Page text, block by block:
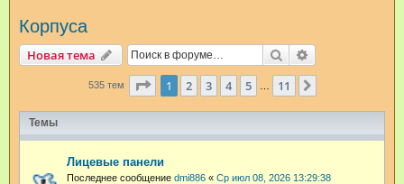
Корпуса
Новая тема Поиск
535 тем Страница из 11
1 2 3 4 5 11
Темы
Лицевые панели
Последнее сообщение dmi886 « Ср июл 08, 2026 13:29:38